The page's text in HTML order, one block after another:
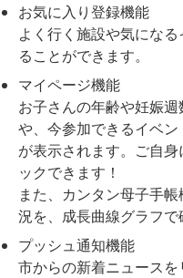
お気に入り登録機能
よく行く施設や気にな
ることができます。
マイページ機能
お子さんの年齢や妊娠
や、今参加できるイベ
が表示されます。ご自
ックできます！
また、カンタン母子手
況を、成長曲線グラフで
プッシュ通知機能
市からの新着ニュースを